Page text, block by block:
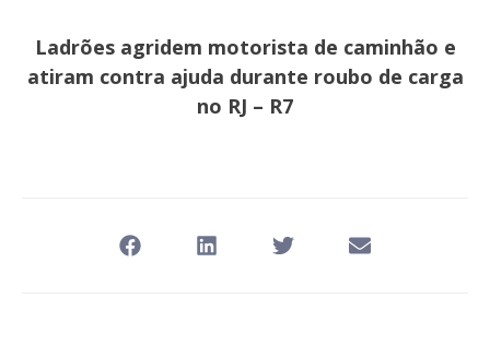
Ladrões agridem motorista de caminhão e
atiram contra ajuda durante roubo de carga
no RJ – R7